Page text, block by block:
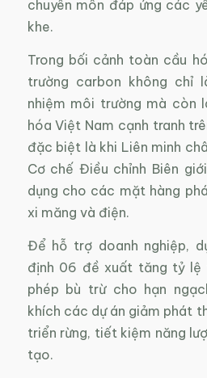
chuyên môn đáp ứng các
khe.
Trong bối cảnh toàn cầu
trường carbon không chỉ
nhiệm môi trường mà còn
hóa Việt Nam cạnh tranh
đặc biệt là khi Liên minh
Cơ chế Điều chỉnh Biên
dụng cho các mặt hàng
xi măng và điện.
Để hỗ trợ doanh nghiệp,
định 06 đề xuất tăng tỷ lệ
phép bù trừ cho hạn
khích các dự án giảm phát
triển rừng, tiết kiệm năng
tạo.